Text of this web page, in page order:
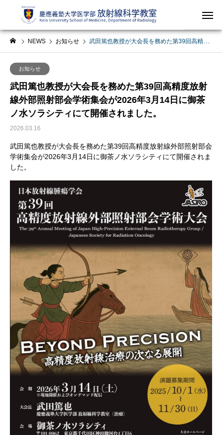
NEWS お知らせ 武田篤也教授が大会長を務めた第39回高精度放射線外部照射部会学術集会が2026年3月14日に御茶ノ水ソラシティにて開催されました。
お知らせ
武田篤也教授が大会長を務めた第39回高精度放射
線外部照射部会学術集会が2026年3月14日に御茶
ノ水ソラシティにて開催されました。
2026.03.16
武田篤也教授が大会長を務めた第39回高精度放射線外部照射部会
学術集会が2026年3月14日に御茶ノ水ソラシティにて開催されま
した。